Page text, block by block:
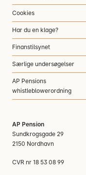
Cookies
Har du en klage?
Finanstilsynet
Særlige undersøgelser
AP Pensions
whistleblowerordning
AP Pension
Sundkrogsgade 29
2150 Nordhavn
CVR nr 18 53 08 99